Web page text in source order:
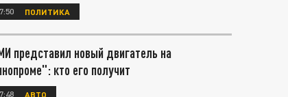
ПОЛИТИКА
представил новый двигатель на
кто его получит
АВТО